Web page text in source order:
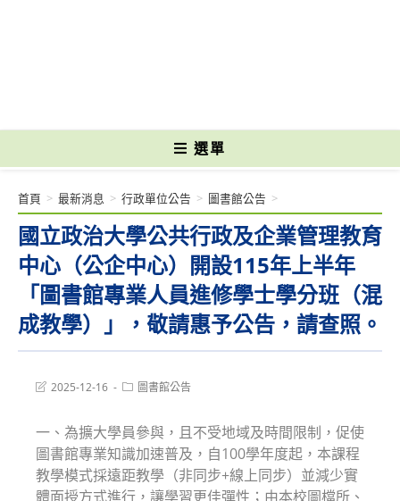
選單
國立政治大學公共行政及企業管理教育
中心（公企中心）開設115年上半年
「圖書館專業人員進修學士學分班（混
成教學）」，敬請惠予公告，請查照。
首頁 > 最新消息 > 行政單位公告 > 圖書館公告 >
Post2025-12-16
Post圖書館公告
一、為擴大學員參與，且不受地域及時間限制，促使
圖書館專業知識加速普及，自100學年度起，本課程
教學模式採遠距教學（非同步+線上同步）並減少實
體面授方式進行，讓學習更佳彈性；由本校圖檔所、